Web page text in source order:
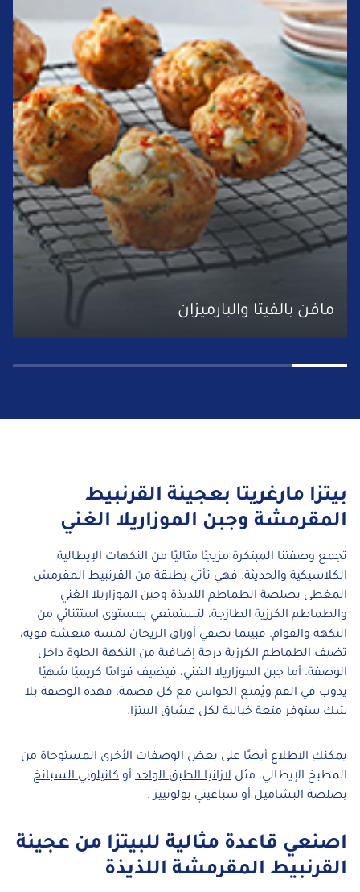
مافن بالفيتا والبارميزان
بيتزا مارغريتا بعجينة القرنبيط
المقرمشة وجبن الموزاريلا الغني
تجمع وصفتنا المبتكرة مزيجًا مثاليًا من النكهات الإيطالية
الكلاسيكية والحديثة. فهي تأتي بطبقة من القرنبيط المقرمش
المغطى بصلصة الطماطم اللذيذة وجبن الموزاريلا الغني
والطماطم الكرزية الطازجة، لتستمتعي بمستوى استثنائي من
النكهة والقوام. فبينما تضفي أوراق الريحان لمسة منعشة قوية،
تضيف الطماطم الكرزية درجة إضافية من النكهة الحلوة داخل
الوصفة. أما جبن الموزاريلا الغني، فيضيف قوامًا كريميًا شهيًا
يذوب في الفم ويُمتع الحواس مع كل قضمة. فهذه الوصفة بلا
شك ستوفر متعة خيالية لكل عشاق البيتزا.
يمكنكِ الاطلاع أيضًا على بعض الوصفات الأخرى المستوحاة من
المطبخ الإيطالي، مثل لازانيا الطبق الواحد أو كانيلوني السبانخ
بصلصة البشاميل أوسباغيتي بولونييز.
اصنعي قاعدة مثالية للبيتزا من عجينة
القرنبيط المقرمشة اللذيذة